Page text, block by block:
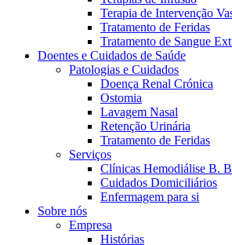
Contactos
Em diálogo com a B. Braun. Entre em
Terapia de Intervenção
Tratamento de Feridas
Tratamento de Sangue
Doentes e Cuidados de Saúde
Patologias e Cuidados
Doença Renal Crónica
Ostomia
Lavagem Nasal
Retenção Urinária
Tratamento de Feridas
Serviços
Clínicas Hemodiálise B.
Cuidados Domiciliários
Enfermagem para si
Sobre nós
Empresa
Histórias